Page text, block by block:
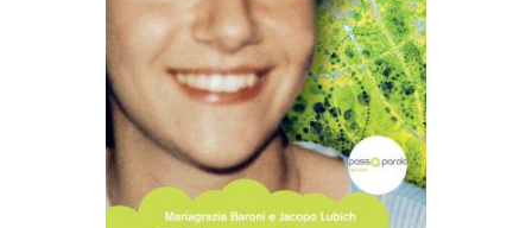
AGGIUNGI AL CARRELLO